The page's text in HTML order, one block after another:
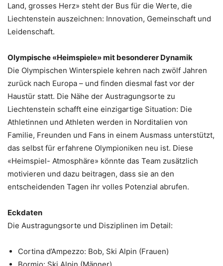
Land, grosses Herz» steht der Bus für die Werte, die
Liechtenstein auszeichnen: Innovation, Gemeinschaft und
Leidenschaft.
Olympische «Heimspiele» mit besonderer Dynamik
Die Olympischen Winterspiele kehren nach zwölf Jahren
zurück nach Europa – und finden diesmal fast vor der
Haustür statt. Die Nähe der Austragungsorte zu
Liechtenstein schafft eine einzigartige Situation: Die
Athletinnen und Athleten werden in Norditalien von
Familie, Freunden und Fans in einem Ausmass unterstützt,
das selbst für erfahrene Olympioniken neu ist. Diese
«Heimspiel- Atmosphäre» könnte das Team zusätzlich
motivieren und dazu beitragen, dass sie an den
entscheidenden Tagen ihr volles Potenzial abrufen.
Eckdaten
Die Austragungsorte und Disziplinen im Detail:
Cortina d’Ampezzo: Bob, Ski Alpin (Frauen)
Bormio: Ski Alpin (Männer)